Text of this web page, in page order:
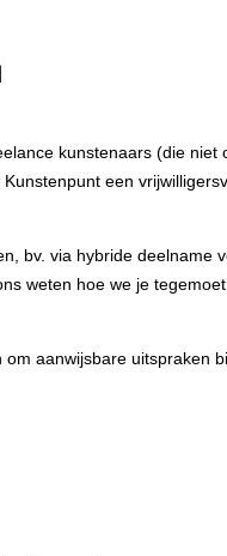
kunstenaars (die niet
een
bv. via hybride deelname
weten hoe we je
aanwijsbare uitspraken